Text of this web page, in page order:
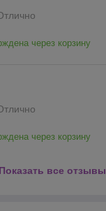
через корзину
через корзину
Показать все отзывы